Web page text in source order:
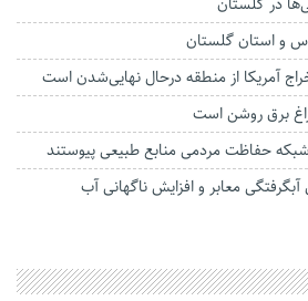
و استان گلستان
آمریکا از منطقه درحال نهایی‌شدن است
برق روشن است
معابر و افزایش ناگهانی آب